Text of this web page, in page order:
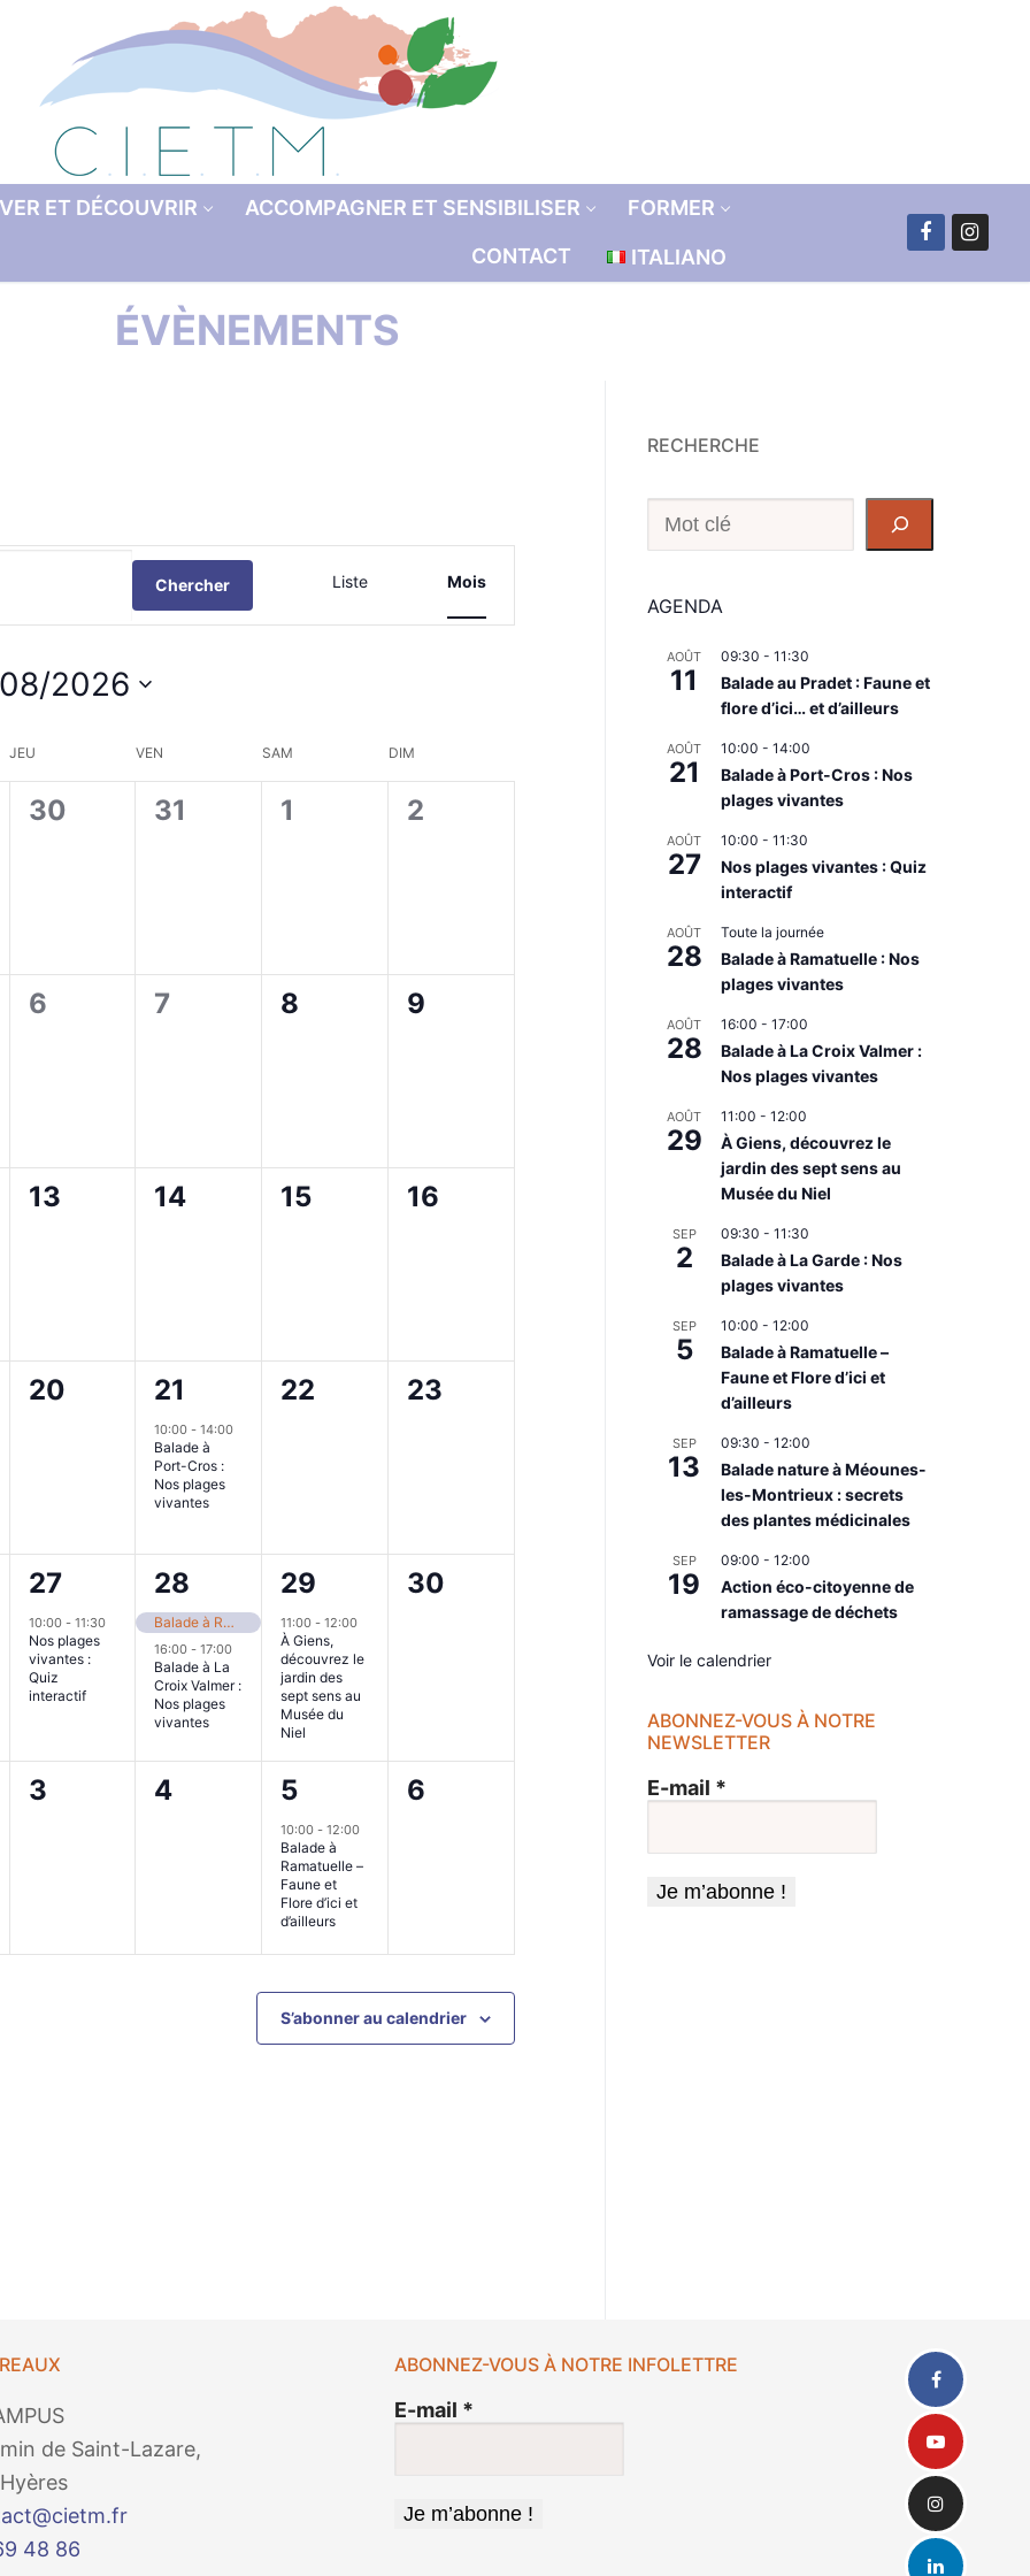
ET DÉCOUVRIR ACCOMPAGNER ET SENSIBILISER
FORMER
CONTACT
ITALIANO
ÉVÈNEMENTS
Chercher Liste Mois
2026
JEU VEN SAM DIM
0
30
0
31
0
1
0
2
0
6
0
7
0
8
0
9
0
13
0
14
0
15
0
16
0
évènement,
20
1
évènement,
21
10:00-14:00
Balade à
Port-Cros :
Nos plages
vivantes
0
22
0
23
1
évènement,
27
10:00 - 11:30
Nos plages
vivantes :
Quiz
interactif
2
évènements,
28
Balade à Ramatuelle : Nos plages vivantes
16:00-17:00
Balade à La
Croix Valmer :
Nos plages
vivantes
1
évènement,
29
11:00-12:00
À Giens,
découvrez le
jardin des
sept sens au
Musée du
Niel
0
30
0
3
0
évènement,
4
1
évènement,
5
10:00-12:00
Balade à
Ramatuelle –
Faune et
Flore d’ici et
d’ailleurs
0
6
S’abonner au calendrier
RECHERCHE
Recherche
AGENDA
AOÛT
11
09:30 - 11:30
Balade au Pradet : Faune et
flore d’ici… et d’ailleurs
AOÛT
21
10:00 - 14:00
Balade à Port-Cros : Nos
plages vivantes
AOÛT
27
10:00 - 11:30
Nos plages vivantes : Quiz
interactif
AOÛT
28
Toute la journée
Balade à Ramatuelle : Nos
plages vivantes
AOÛT
28
16:00 - 17:00
Balade à La Croix Valmer :
Nos plages vivantes
AOÛT
29
11:00 - 12:00
À Giens, découvrez le
jardin des sept sens au
Musée du Niel
SEP
2
09:30 - 11:30
Balade à La Garde : Nos
plages vivantes
SEP
5
10:00 - 12:00
Balade à Ramatuelle –
Faune et Flore d’ici et
d’ailleurs
SEP
13
09:30 - 12:00
Balade nature à Méounes-
les-Montrieux : secrets
des plantes médicinales
SEP
19
09:00 - 12:00
Action éco-citoyenne de
ramassage de déchets
Voir le calendrier
ABONNEZ-VOUS À NOTRE
NEWSLETTER
E-mail *
de Saint-Lazare,
48 86
ABONNEZ-VOUS À NOTRE INFOLETTRE
E-mail *